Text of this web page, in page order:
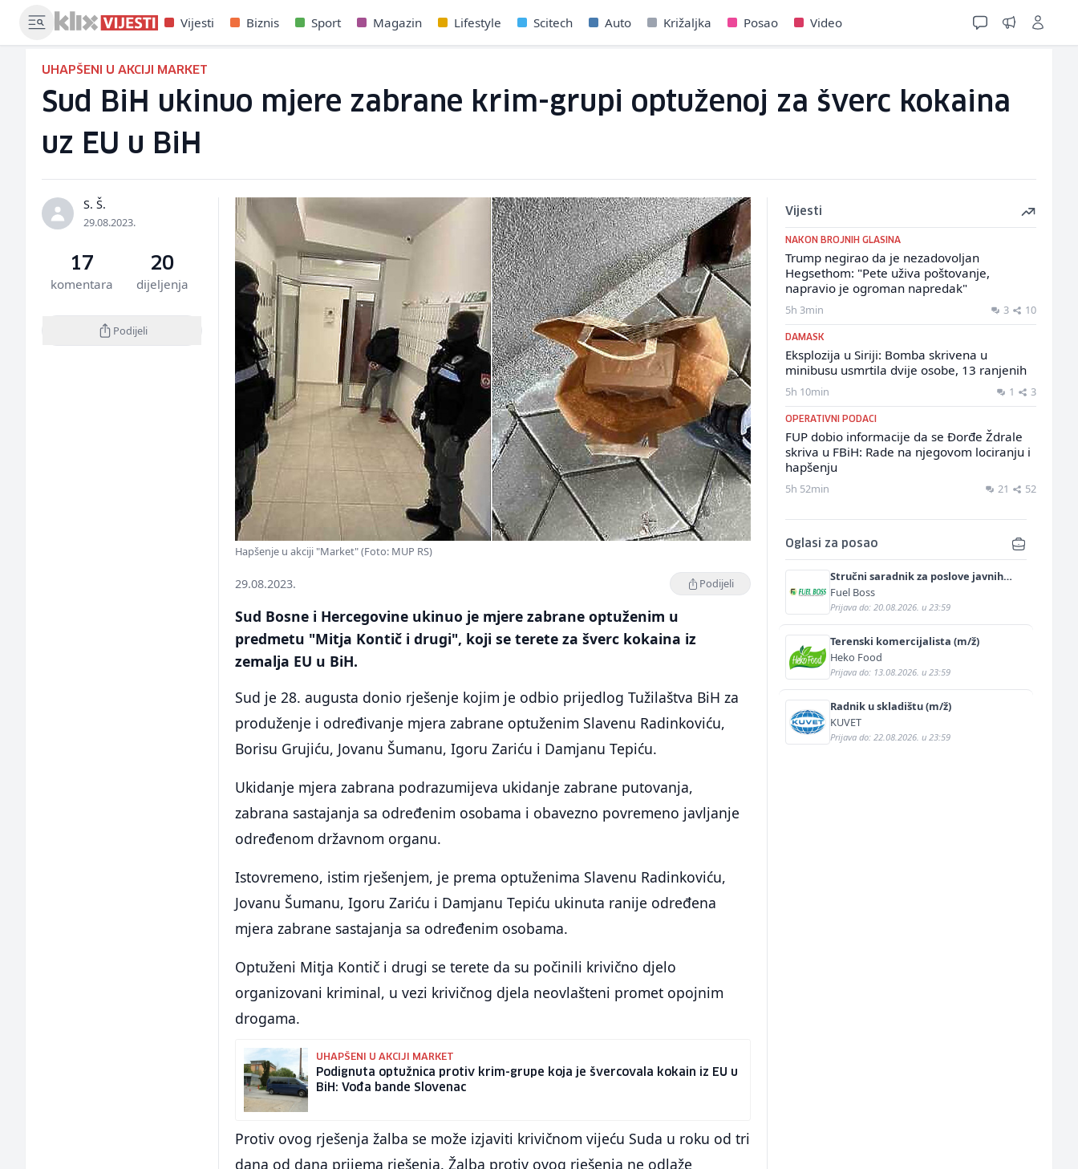
Vijesti Biznis Sport Magazin Lifestyle Scitech Auto Križaljka Posao Video
UHAPŠENI U AKCIJI MARKET
Sud BiH ukinuo mjere zabrane krim-grupi optuženoj za šverc kokaina
uz EU u BiH
S. Š.
29.08.2023.
17
komentara
20
dijeljenja
Podijeli
Hapšenje u akciji "Market" (Foto: MUP RS)
29.08.2023. Podijeli
Sud Bosne i Hercegovine ukinuo je mjere zabrane optuženim u
predmetu "Mitja Kontič i drugi", koji se terete za šverc kokaina iz
zemalja EU u BiH.
Sud je 28. augusta donio rješenje kojim je odbio prijedlog Tužilaštva BiH za
produženje i određivanje mjera zabrane optuženim Slavenu Radinkoviću,
Borisu Grujiću, Jovanu Šumanu, Igoru Zariću i Damjanu Tepiću.
Ukidanje mjera zabrana podrazumijeva ukidanje zabrane putovanja,
zabrana sastajanja sa određenim osobama i obavezno povremeno javljanje
određenom državnom organu.
Istovremeno, istim rješenjem, je prema optuženima Slavenu Radinkoviću,
Jovanu Šumanu, Igoru Zariću i Damjanu Tepiću ukinuta ranije određena
mjera zabrane sastajanja sa određenim osobama.
Optuženi Mitja Kontič i drugi se terete da su počinili krivično djelo
organizovani kriminal, u vezi krivičnog djela neovlašteni promet opojnim
drogama.
UHAPŠENI U AKCIJI MARKET
Podignuta optužnica protiv krim-grupe koja je švercovala kokain iz EU u
BiH: Vođa bande Slovenac
Protiv ovog rješenja žalba se može izjaviti krivičnom vijeću Suda u roku od tri
dana od dana prijema rješenja. Žalba protiv ovog rješenja ne odlaže
Vijesti
NAKON BROJNIH GLASINA
Trump negirao da je nezadovoljan
Hegsethom: "Pete uživa poštovanje,
napravio je ogroman napredak"
5h 3min 3 10
DAMASK
Eksplozija u Siriji: Bomba skrivena u
minibusu usmrtila dvije osobe, 13 ranjenih
5h 10min 1 3
OPERATIVNI PODACI
FUP dobio informacije da se Đorđe Ždrale
skriva u FBiH: Rade na njegovom lociranju i
hapšenju
5h 52min 21 52
Oglasi za posao
Stručni saradnik za poslove javnih
nabavki (m/ž)
Fuel Boss
Prijava do: 20.08.2026. u 23:59
Terenski komercijalista (m/ž)
Heko Food
Prijava do: 13.08.2026. u 23:59
Radnik u skladištu (m/ž)
KUVET
Prijava do: 22.08.2026. u 23:59